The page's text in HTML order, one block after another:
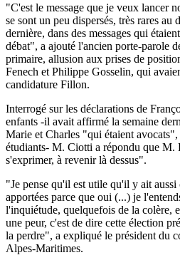
"C'est le message que je veux lancer
se sont un peu dispersés, très rares au
dernière, dans des messages qui
débat", a ajouté l'ancien porte-parole
primaire, allusion aux prises de
Fenech et Philippe Gosselin, qui
candidature Fillon.
Interrogé sur les déclarations de
enfants -il avait affirmé la semaine
Marie et Charles "qui étaient
étudiants- M. Ciotti a répondu que M.
s'exprimer, à revenir là dessus".
"Je pense qu'il est utile qu'il y ait
apportées parce que oui (...) je
l'inquiétude, quelquefois de la colère,
une peur, c'est de dire cette élection
la perdre", a expliqué le président du
Alpes-Maritimes.